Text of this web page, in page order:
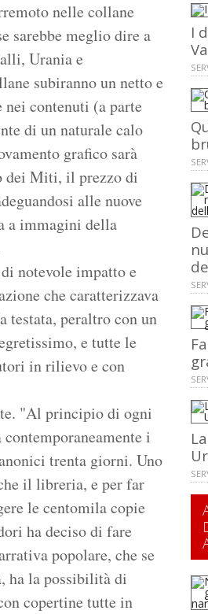
nelle collane
sarebbe meglio dire a
Urania e
subiranno un netto e
contenuti (a parte
di un naturale calo
grafico sarà
dei Miti, il prezzo di
alle nuove
a immagini della
notevole impatto e
che caratterizzava
testata, peraltro con un
e tutte le
in rilievo e con
"Al principio di ogni
i
trenta giorni. Uno
il libreria, e per far
le centomila copie
ha deciso di fare
popolare, che se
ha la possibilità di
copertine tutte in
I